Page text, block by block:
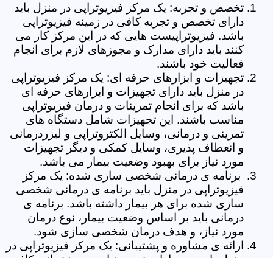
تخصص و تجربه: یک مرکز فیزیوتراپی در منزل باید
دارای تخصص و تجربه کافی در زمینه فیزیوتراپی
باشد. فیزیوتراپیست هایی که در این مرکز کار می
کنند باید دارای مدارک و مجوزهای لازم برای انجام
فعالیت خود باشند.
تجهیزات و ابزارهای حرفه ای: یک مرکز فیزیوتراپی
در منزل باید دارای تجهیزات و ابزارهای حرفه ای
باشد که برای انجام تمرینات و درمان فیزیوتراپی
مناسب باشند. این تجهیزات شامل دستگاه های
تمرینی و درمانی، وسایل الکتروتراپی و لیزردرمانی
و انعطاف پذیری، وسایل کمکی و دیگر تجهیزات
مورد نیاز برای بهبود وضعیت بیمار می باشد.
برنامه ی درمانی شخصی سازی شده: یک مرکز
فیزیوتراپی در منزل باید برنامه ی درمانی شخصی
سازی شده برای هر بیمار داشته باشد. برنامه ی
درمانی باید بر اساس وضعیت بیمار، نوع درمان
مورد نیاز، و هدف درمان شخصی سازی شود.
ارائه ی مشاوره و پشتیبانی: یک مرکز فیزیوتراپی در